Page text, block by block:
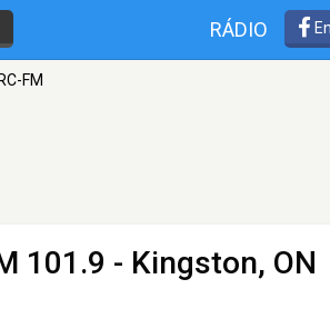
RÁDIO
FM
101.9 - Kingston, ON